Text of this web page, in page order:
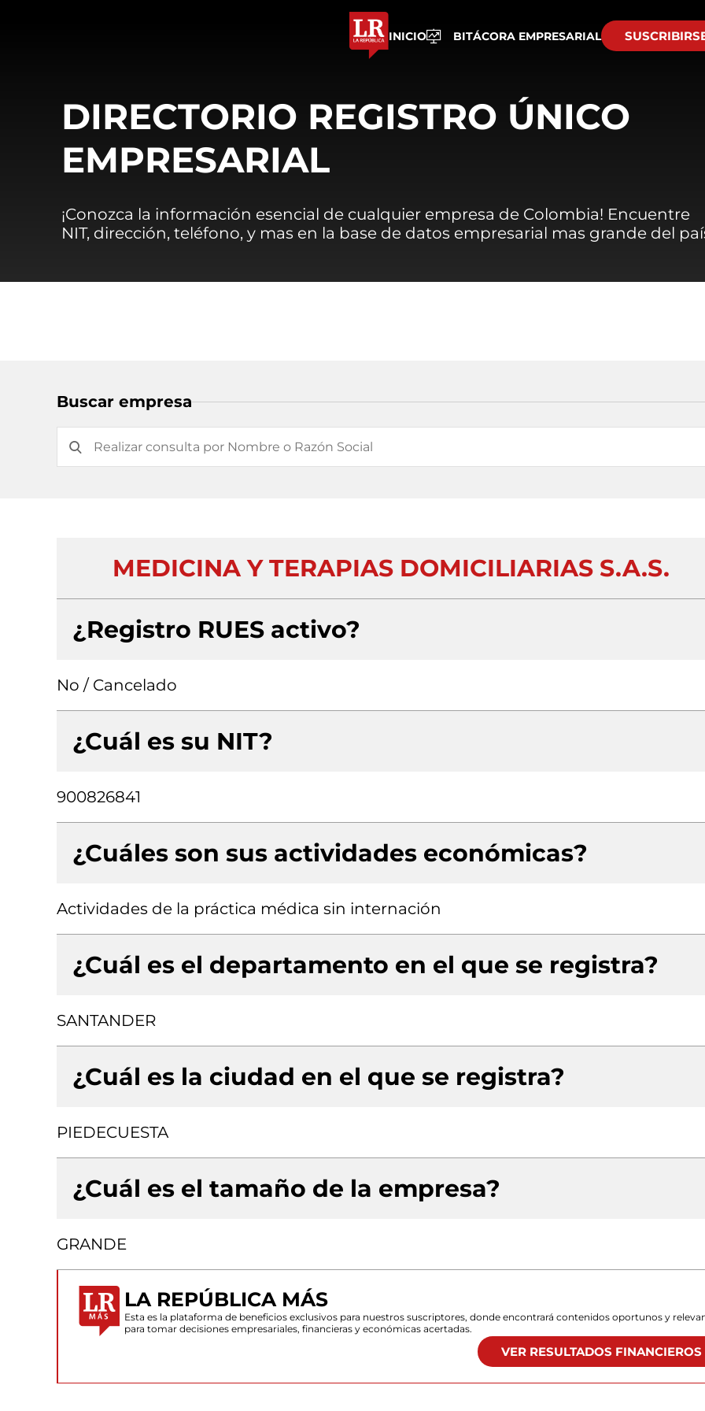
INICIO BITÁCORA EMPRESARIAL
DIRECTORIO REGISTRO ÚNICO
EMPRESARIAL
¡Conozca la información esencial de cualquier empresa de Colombia! Encuentre
NIT, dirección, teléfono, y mas en la base de datos empresarial mas grande del
Buscar empresa
MEDICINA Y TERAPIAS DOMICILIARIAS S.A.S.
¿Registro RUES activo?
No / Cancelado
¿Cuál es su NIT?
900826841
¿Cuáles son sus actividades económicas?
Actividades de la práctica médica sin internación
¿Cuál es el departamento en el que se registra?
SANTANDER
¿Cuál es la ciudad en el que se registra?
PIEDECUESTA
¿Cuál es el tamaño de la empresa?
GRANDE
LA REPÚBLICA MÁS
Esta es la plataforma de beneficios exclusivos para nuestros suscriptores, donde encontrará contenidos oportunos y
para tomar decisiones empresariales, financieras y económicas acertadas.
VER RESULTADOS FINANCIEROS